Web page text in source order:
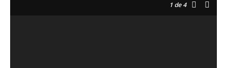
1 de 4